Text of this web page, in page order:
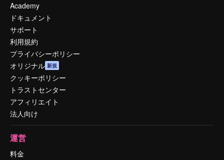
Academy
ドキュメント
サポート
利用規約
プライバシーポリシー
オリジナル 新規
クッキーポリシー
トラストセンター
アフィリエイト
法人向け
運営
料金